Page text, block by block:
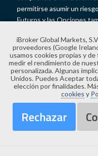
iBroker Global Markets,
proveedores (Google
usamos cookies propias y
medir el rendimiento de
personalizada. Algunas
Unidos. Puedes Aceptar
elección por finalidades.
cookies y
Rechazar
permitirse asumir un
Futuros y las Opciones
debido al apalancamiento.
cuentan con la protección
podrían exceder el saldo
© 2026 iBroker.Aviso